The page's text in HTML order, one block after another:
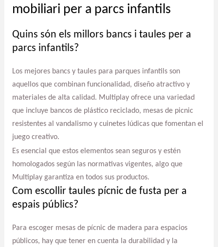
mobiliari per a parcs infantils
Quins són els millors bancs i taules per a
parcs infantils?
Los mejores bancs y taules para parques infantils son
aquellos que combinan funcionalidad, diseño atractivo y
materiales de alta calidad. Multiplay ofrece una variedad
que incluye bancos de plástico reciclado, mesas de picnic
resistentes al vandalismo y cuinetes lúdicas que fomentan el
juego creativo.
Es esencial que estos elementos sean seguros y estén
homologados según las normativas vigentes, algo que
Multiplay garantiza en todos sus productos.
Com escollir taules pícnic de fusta per a
espais públics?
Para escoger mesas de pícnic de madera para espacios
públicos, hay que tener en cuenta la durabilidad y la